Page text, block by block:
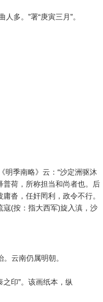
多。”署“庚寅三月”。
明季南略》云：“沙定洲驱沐
荷，所称担当和尚者也。后
沓，任奸罔利，政令不行。
(按：指大西军)旋入滇，沙
云南仍属明朝。
印”。该画纸本，纵